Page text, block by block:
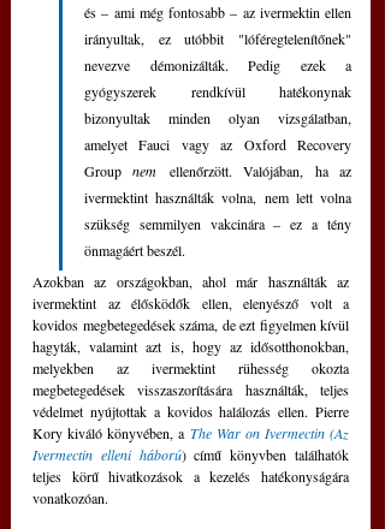
és – ami még fontosabb – az ivermektin ellen
irányultak, ez utóbbit "lóféregtelenítőnek"
nevezve démonizálták. Pedig ezek a
gyógyszerek rendkívül hatékonynak
bizonyultak minden olyan vizsgálatban,
amelyet Fauci vagy az Oxford Recovery
Group nem ellenőrzött. Valójában, ha az
ivermektint használták volna, nem lett volna
szükség semmilyen vakcinára – ez a tény
önmagáért beszél.
Azokban az országokban, ahol már használták az
ivermektint az élősködők ellen, elenyésző volt a
kovidos megbetegedések száma, de ezt figyelmen kívül
hagyták, valamint azt is, hogy az idősotthonokban,
melyekben az ivermektint rühesség okozta
megbetegedések visszaszorítására használták, teljes
védelmet nyújtottak a kovidos halálozás ellen. Pierre
Kory kiváló könyvében, a The War on Ivermectin (Az
Ivermectin elleni háború) című könyvben találhatók
teljes körű hivatkozások a kezelés hatékonyságára
vonatkozóan.